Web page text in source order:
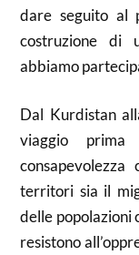
dare seguito al
costruzione di
abbiamo
Dal Kurdistan
viaggio
territori sia il
delle popolazioni
resistono